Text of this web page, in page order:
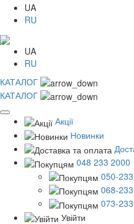
UA
RU
UA
RU
КАТАЛОГ
КАТАЛОГ
Акції
Новинки
048 233 2000
050-
068-
073-
Увійти